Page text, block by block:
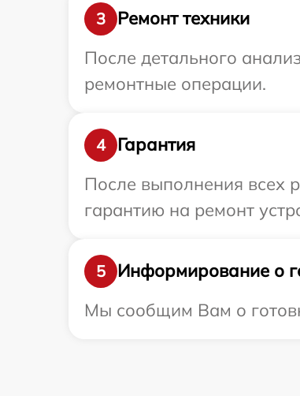
3
Ремонт техники
После детального
ремонтные операции.
4
Гарантия
После выполнения всех
гарантию на ремонт
5
Информирование о
Мы сообщим Вам о